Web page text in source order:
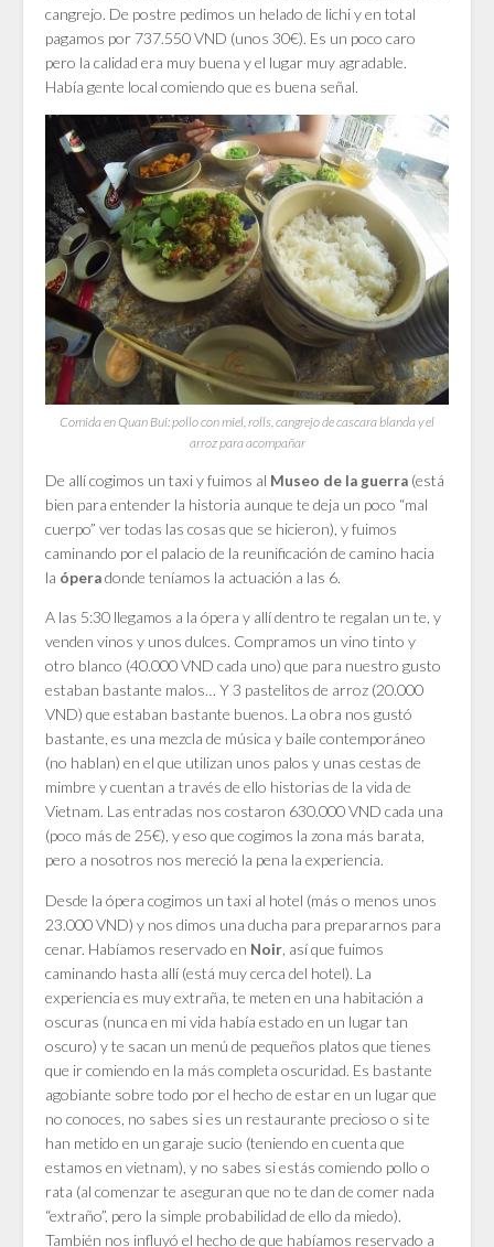
cangrejo. De postre pedimos un helado de lichi y en total
pagamos por 737.550 VND (unos 30€). Es un poco caro
pero la calidad era muy buena y el lugar muy agradable.
Había gente local comiendo que es buena señal.
Comida en Quan Bui: pollo con miel, rolls, cangrejo de cascara blanda y el
arroz para acompañar
De allí cogimos un taxi y fuimos al Museo de la guerra (está
bien para entender la historia aunque te deja un poco “mal
cuerpo” ver todas las cosas que se hicieron), y fuimos
caminando por el palacio de la reunificación de camino hacia
la óperadonde teníamos la actuación a las 6.
A las 5:30 llegamos a la ópera y allí dentro te regalan un te, y
venden vinos y unos dulces. Compramos un vino tinto y
otro blanco (40.000 VND cada uno) que para nuestro gusto
estaban bastante malos… Y 3 pastelitos de arroz (20.000
VND) que estaban bastante buenos. La obra nos gustó
bastante, es una mezcla de música y baile contemporáneo
(no hablan) en el que utilizan unos palos y unas cestas de
mimbre y cuentan a través de ello historias de la vida de
Vietnam. Las entradas nos costaron 630.000 VND cada una
(poco más de 25€), y eso que cogimos la zona más barata,
pero a nosotros nos mereció la pena la experiencia.
Desde la ópera cogimos un taxi al hotel (más o menos unos
23.000 VND) y nos dimos una ducha para prepararnos para
cenar. Habíamos reservado en Noir , así que fuimos
caminando hasta allí (está muy cerca del hotel). La
experiencia es muy extraña, te meten en una habitación a
oscuras (nunca en mi vida había estado en un lugar tan
oscuro) y te sacan un menú de pequeños platos que tienes
que ir comiendo en la más completa oscuridad. Es bastante
agobiante sobre todo por el hecho de estar en un lugar que
no conoces, no sabes si es un restaurante precioso o si te
han metido en un garaje sucio (teniendo en cuenta que
estamos en vietnam), y no sabes si estás comiendo pollo o
rata (al comenzar te aseguran que no te dan de comer nada
“extraño”, pero la simple probabilidad de ello da miedo).
También nos influyó el hecho de que habíamos reservado a